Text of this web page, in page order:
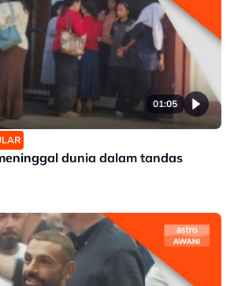
01:05
dunia dalam tandas